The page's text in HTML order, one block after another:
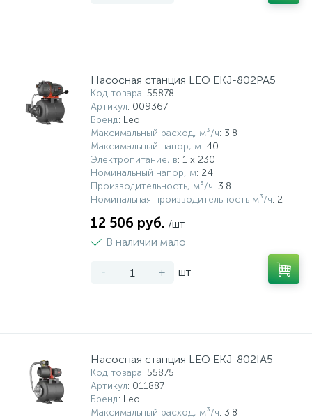
Насосная станция LEO EKJ-802PA5
Код товара: 55878
Артикул: 009367
Бренд: Leo
Максимальный расход, м³/ч: 3.8
Максимальный напор, м: 40
Электропитание, в: 1 x 230
Номинальный напор, м: 24
Производительность, м³/ч: 3.8
Номинальная производительность м³/ч: 2
12 506 руб. /шт
В наличии мало
- + шт
Насосная станция LEO EKJ-802IA5
Код товара: 55875
Артикул: 011887
Бренд: Leo
Максимальный расход, м³/ч: 3.8